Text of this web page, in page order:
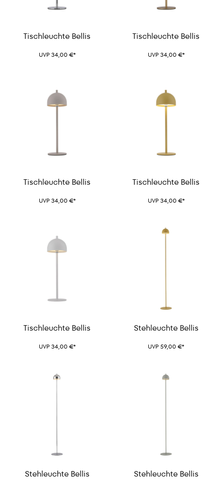
Tischleuchte Bellis
UVP 34,00 €*
Tischleuchte Bellis
UVP 34,00 €*
Tischleuchte Bellis
UVP 34,00 €*
Tischleuchte Bellis
UVP 34,00 €*
Tischleuchte Bellis
UVP 34,00 €*
Stehleuchte Bellis
UVP 59,00 €*
Stehleuchte Bellis Stehleuchte Bellis